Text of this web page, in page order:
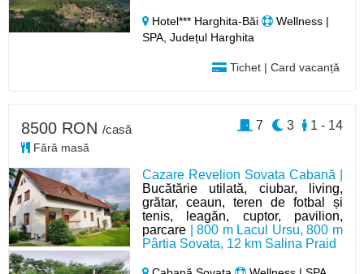
Hotel*** Harghita-Băi
Wellness |
SPA, Județul Harghita
Tichet | Card vacanță
Cazare Revelion Sovata Cabană |
Bucătărie utilată, ciubar, living,
grătar, ceaun, teren de fotbal și
tenis, leagăn, cuptor, pavilion,
parcare | 800 m Lacul Ursu, 800 m
Pârtia Sovata, 12 km Salina Praid
8500 RON /casă
Fără masă
1 - 14
3
7